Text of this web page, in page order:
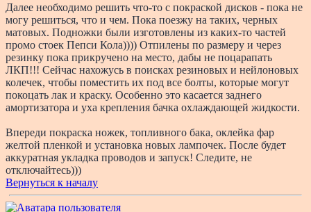
Далее необходимо решить что-то с покраской дисков - пока не
могу решиться, что и чем. Пока поезжу на таких, черных
матовых. Подножки были изготовлены из каких-то частей
промо стоек Пепси Кола)))) Отпилены по размеру и через
резинку пока прикручено на место, дабы не поцарапать
ЛКП!!! Сейчас нахожусь в поисках резиновых и нейлоновых
колечек, чтобы поместить их под все болты, которые могут
покоцать лак и краску. Особенно это касается заднего
амортизатора и уха крепления бачка охлаждающей жидкости.
Впереди покраска ножек, топливного бака, оклейка фар
желтой пленкой и установка новых лампочек. После будет
аккуратная укладка проводов и запуск! Следите, не
отключайтесь)))
Вернуться к началу